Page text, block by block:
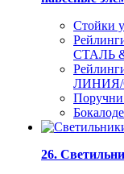
Стойки
СТАЛЬ
ЛИНИЯ/
Поручни
26.